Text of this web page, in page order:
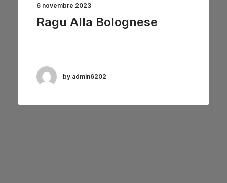
6 novembre 2023
Ragu Alla Bolognese
by admin6202